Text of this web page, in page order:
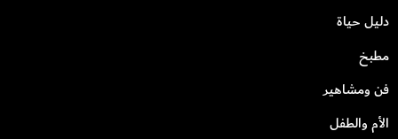
دليل حياة
مطبخ
فن ومشاهير
الأم والطفل